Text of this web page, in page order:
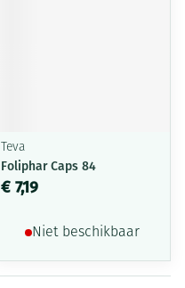
Teva
Foliphar Caps 84
€ 7,19
Niet beschikbaar